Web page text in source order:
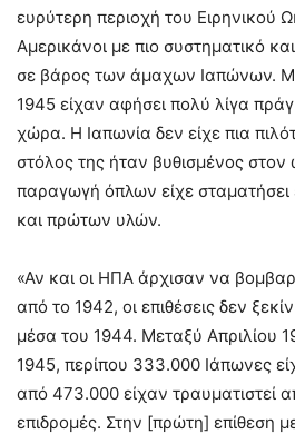
ευρύτερη περιοχή του Ειρηνικού
Αμερικάνοι με πιο συστηματικό
σε βάρος των άμαχων Ιαπώνων.
1945 είχαν αφήσει πολύ λίγα
χώρα. Η Ιαπωνία δεν είχε πια
στόλος της ήταν βυθισμένος
παραγωγή όπλων είχε σταματήσει
και πρώτων υλών.
«Αν και οι ΗΠΑ άρχισαν να
από το 1942, οι επιθέσεις δεν
μέσα του 1944. Μεταξύ Απριλίου
1945, περίπου 333.000 Ιάπωνες
από 473.000 είχαν τραυματιστεί
επιδρομές. Στην [πρώτη] επίθεση